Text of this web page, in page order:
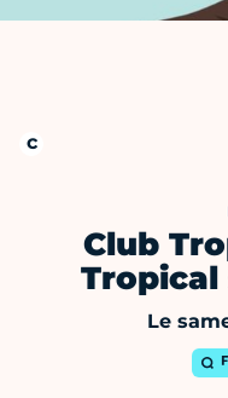
Club
Tropical
Le